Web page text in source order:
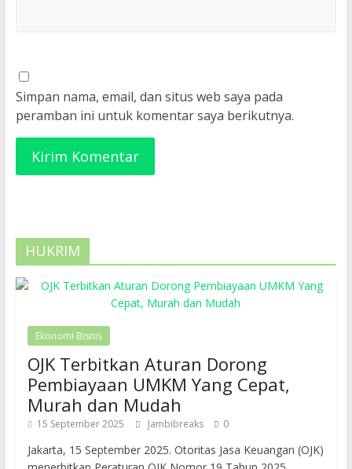
Simpan nama, email, dan situs web saya pada
peramban ini untuk komentar saya berikutnya.
HUKRIM
Ekonomi Bisnis
OJK Terbitkan Aturan Dorong
Pembiayaan UMKM Yang Cepat,
Murah dan Mudah
15 September 2025 Jambibreaks 0
Jakarta, 15 September 2025. Otoritas Jasa Keuangan (OJK)